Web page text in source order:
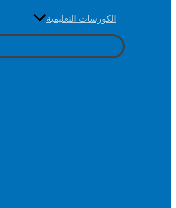
الكورسات التعليمية